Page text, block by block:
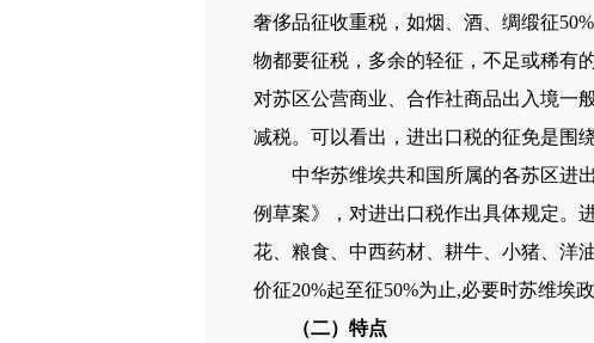
奢侈品征收重税，如烟、酒、绸缎征
物都要征税，多余的轻征，不足或稀有
对苏区公营商业、合作社商品出入境一
减税。可以看出，进出口税的征免是围
中华苏维埃共和国所属的各苏区进出
例草案》，对进出口税作出具体规定。
花、粮食、中西药材、耕牛、小猪、洋
价征20%起至征50%为止,必要时苏维埃
（二）特点